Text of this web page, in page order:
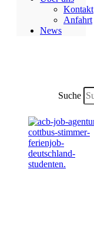
Kontakt
Anfahrt
News
Suche